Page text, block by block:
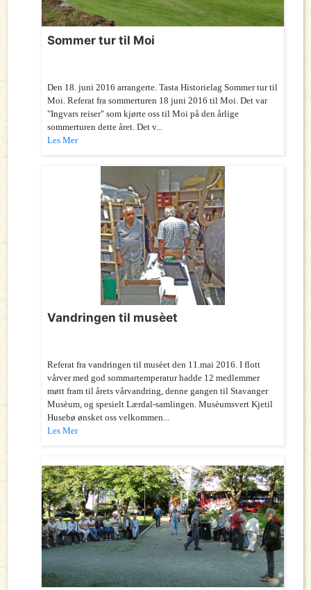
Sommer tur til Moi
Den 18. juni 2016 arrangerte. Tasta Historielag Sommer tur til
Moi. Referat fra sommerturen 18 juni 2016 til Moi. Det var
"Ingvars reiser" som kjørte oss til Moi på den årlige
sommerturen dette året. Det v...
Les Mer
Vandringen til musèet
Referat fra vandringen til musèet den 11.mai 2016. I flott
vårver med god sommartemperatur hadde 12 medlemmer
møtt fram til årets vårvandring, denne gangen til Stavanger
Musèum, og spesielt Lærdal-samlingen. Musèumsvert Kjetil
Husebø ønsket oss velkommen...
Les Mer